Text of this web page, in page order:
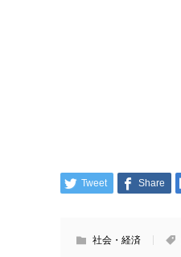
Tweet Share
社会・経済